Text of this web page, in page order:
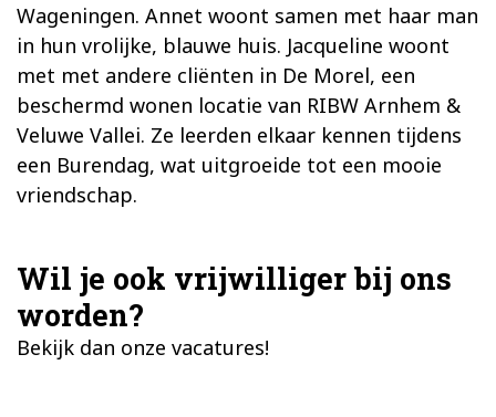
Wageningen. Annet woont samen met haar man
in hun vrolijke, blauwe huis. Jacqueline woont
met met andere cliënten in De Morel, een
beschermd wonen locatie van RIBW Arnhem &
Veluwe Vallei. Ze leerden elkaar kennen tijdens
een Burendag, wat uitgroeide tot een mooie
vriendschap.
Wil je ook vrijwilliger bij ons
worden?
Bekijk dan onze vacatures!